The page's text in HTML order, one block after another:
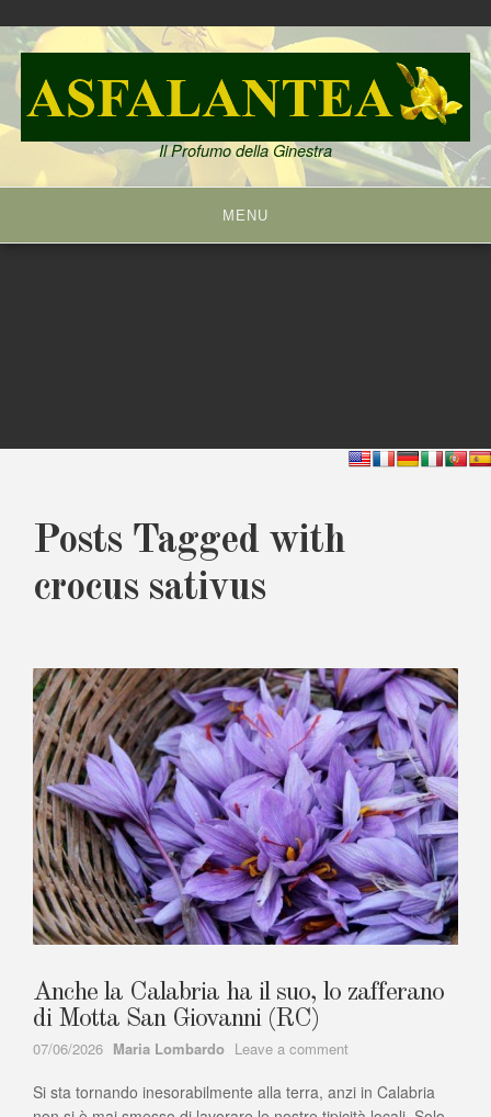
Skip
to
content
Il Profumo della Ginestra
MENU
Posts Tagged with
crocus sativus
Anche la Calabria ha il suo, lo zafferano
di Motta San Giovanni (RC)
07/06/2026 Author
Maria Lombardo Leave a comment
la
Si sta tornando inesorabilmente alla terra, anzi in Calabria